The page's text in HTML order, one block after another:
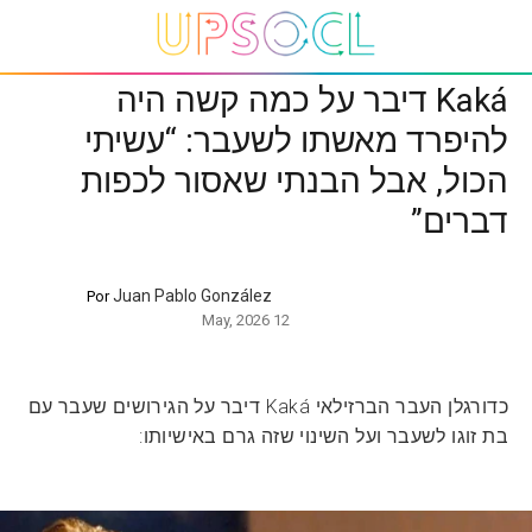
Kaká דיבר על כמה קשה היה
להיפרד מאשתו לשעבר: “עשיתי
הכול, אבל הבנתי שאסור לכפות
דברים”
PorJuan Pablo González
12 May, 2026
כדורגלן העבר הברזילאי Kaká דיבר על הגירושים שעבר עם
בת זוגו לשעבר ועל השינוי שזה גרם באישיותו: